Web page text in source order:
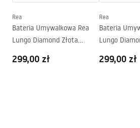
Warunki gwarancji
Pielegnacja.pdf
Rea
Bateria Umywalkowa Rea
Lungo Diamond Złota
299,00 zł
Rea
Bateria
Lungo
299,00 zł